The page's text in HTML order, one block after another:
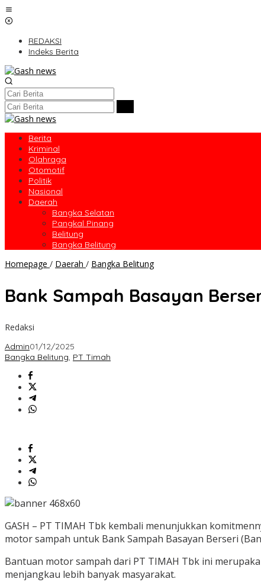
Lewati
ke
REDAKSI
Indeks Berita
Berita
Kriminal
Olahraga
Otomotif
Politik
Nasional
Daerah
Bangka Selatan
Pangkal Pinang
Belitung
Bangka Belitung
Homepage / Daerah / Bangka BelitungBank
Berseri
Terima
Bank Sampah Basayan
Redaksi
Admin01/12/2025
Bangka Belitung, PT Timah
GASH – PT TIMAH Tbk kembali menunjukkan
motor sampah untuk Bank Sampah Basayan Berseri
Bantuan motor sampah dari PT TIMAH Tbk ini
menjangkau lebih banyak masyarakat.